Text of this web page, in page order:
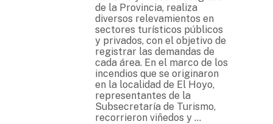
de la Provincia, realiza
diversos relevamientos en
sectores turísticos públicos
y privados, con el objetivo de
registrar las demandas de
cada área. En el marco de los
incendios que se originaron
en la localidad de El Hoyo,
representantes de la
Subsecretaría de Turismo,
recorrieron viñedos y